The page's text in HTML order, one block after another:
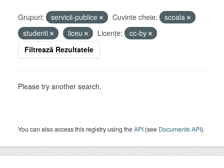
Grupuri: servicii-publice Cuvinte cheie:
scoala
studenti
liceu Licenţe:
cc-by
Filtrează Rezultatele
Please try another search.
You can also access this registry using theAPI (see Documente API).